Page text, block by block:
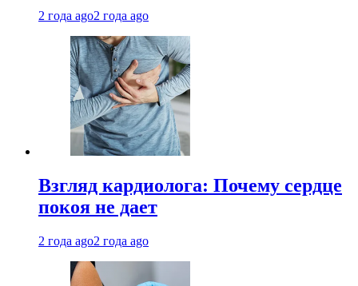
2 года ago2 года ago
Взгляд кардиолога: Почему сердце
покоя не дает
2 года ago2 года ago